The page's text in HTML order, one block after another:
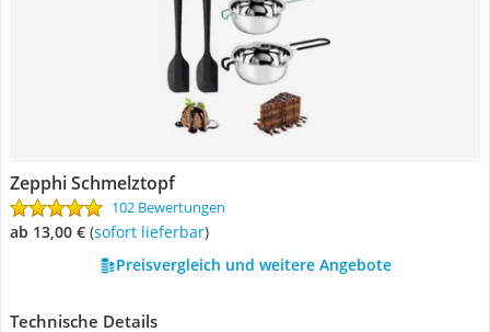
Zepphi Schmelztopf
102 Bewertungen
ab 13,00 € ( Sofort lieferbar)
Preisvergleich und weitere Angebote
Technische Details